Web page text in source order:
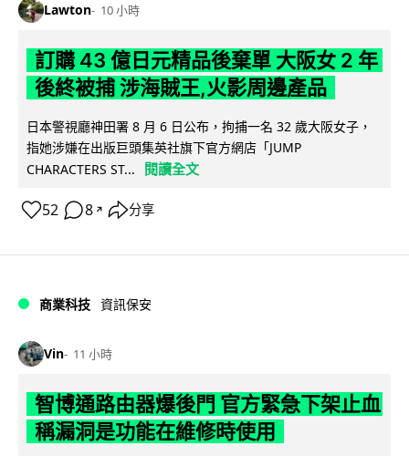
Lawton 10 小時
訂購 43 億日元精品後棄單 大阪女 2 年
後終被捕 涉海賊王,火影周邊產品
日本警視廳神田署 8 月 6 日公布，拘捕一名 32 歲大阪女子，
指她涉嫌在出版巨頭集英社旗下官方網店「JUMP
CHARACTERS ST...
閱讀全文
52 8 ↗ 分享
商業科技 資訊保安
Vin 11 小時
智博通路由器爆後門 官方緊急下架止血
稱漏洞是功能在維修時使用